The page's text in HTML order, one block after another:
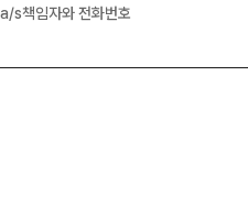
a/s책임자와 전화번호